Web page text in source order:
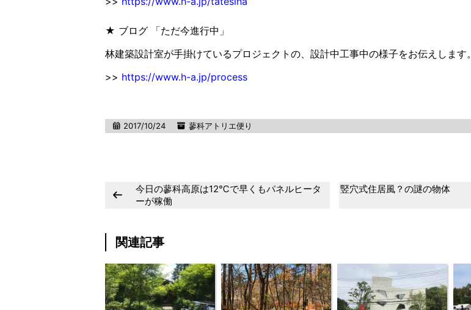
★ ブログ 「ただ今進行中」
林建築設計室が手掛けているプロジェクトの、設計中工事中の様子をお伝えします。
>> https://www.h-a.jp/process
2017/10/24 蓼科アトリエ便り
今日の蓼科高原は12℃で早くもパネルヒータ
ーが稼働
竪穴式住居風？の謎の物体
関連記事